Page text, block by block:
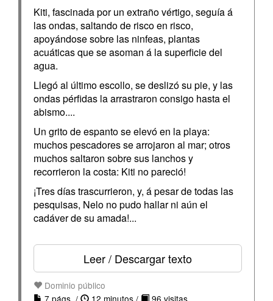
Kiti, fascinada por un extraño vértigo, seguía á
las ondas, saltando de risco en risco,
apoyándose sobre las ninfeas, plantas
acuáticas que se asoman á la superficie del
agua.
Llegó al último escollo, se deslizó su pie, y las
ondas pérfidas la arrastraron consigo hasta el
abismo....
Un grito de espanto se elevó en la playa:
muchos pescadores se arrojaron al mar; otros
muchos saltaron sobre sus lanchos y
recorrieron la costa: Kiti no pareció!
¡Tres días trascurrieron, y, á pesar de todas las
pesquisas, Nelo no pudo hallar ni aún el
cadáver de su amada!...
Leer / Descargar texto
Dominio público
7 págs. /
12 minutos / 96 visitas.